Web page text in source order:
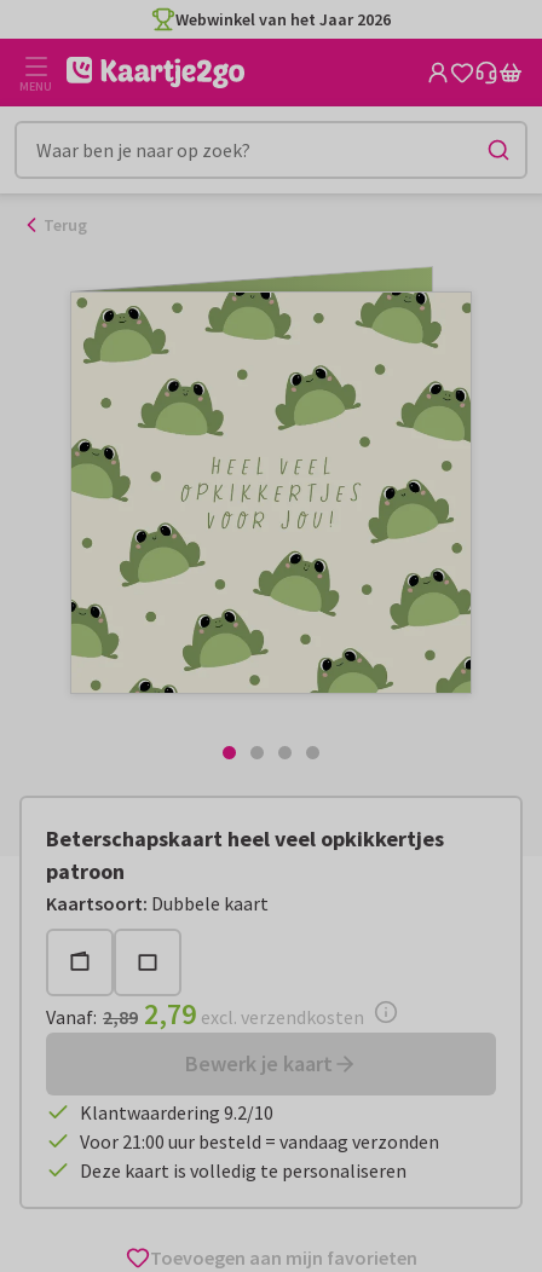
naar
inhoud
Webwinkel van het Jaar 2026
MENU
Terug
Beterschapskaart heel veel opkikkertjes
patroon
Kaartsoort: Dubbele kaart
Vanaf:€ 2,79 excl. verzendkosten
Vanaf: 2,89 2,79 excl. verzendkosten
Bewerk je kaart
Klantwaardering 9.2/10
Voor 21:00 uur besteld = vandaag verzonden
Deze kaart is volledig te personaliseren
Toevoegen aan mijn favorieten